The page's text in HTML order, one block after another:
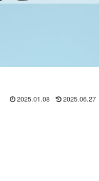
2025.01.08 2025.06.27